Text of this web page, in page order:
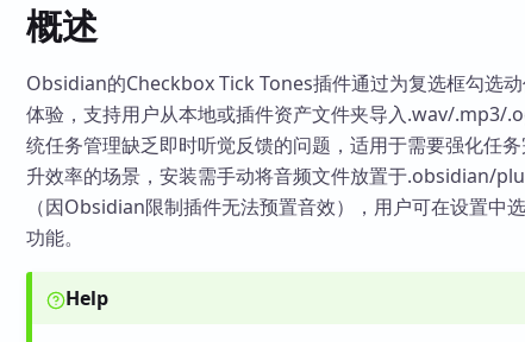
概述
Obsidian的Checkbox Tick Tones插件通过为复选框勾选
体验，支持用户从本地或插件资产文件夹导入.wav/.mp3/
统任务管理缺乏即时听觉反馈的问题，适用于需要强化任
升效率的场景，安装需手动将音频文件放置于.obsidian/
（因Obsidian限制插件无法预置音效），用户可在设置中
功能。
Help